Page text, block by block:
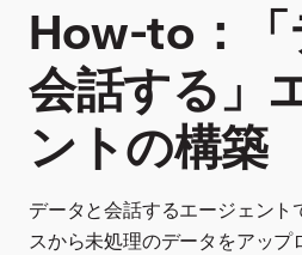
How-to：「
会話する」
ントの構築
データと会話するエージェント
スから未処理のデータをアップ